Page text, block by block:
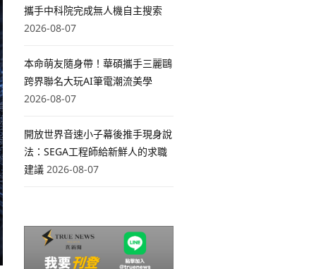
攜手中科院完成無人機自主搜索
2026-08-07
本命萌友隨身帶！華碩攜手三麗鷗
跨界聯名大玩AI筆電潮流美學
2026-08-07
開放世界音速小子幕後推手現身說
法：SEGA工程師給新鮮人的求職
建議 2026-08-07